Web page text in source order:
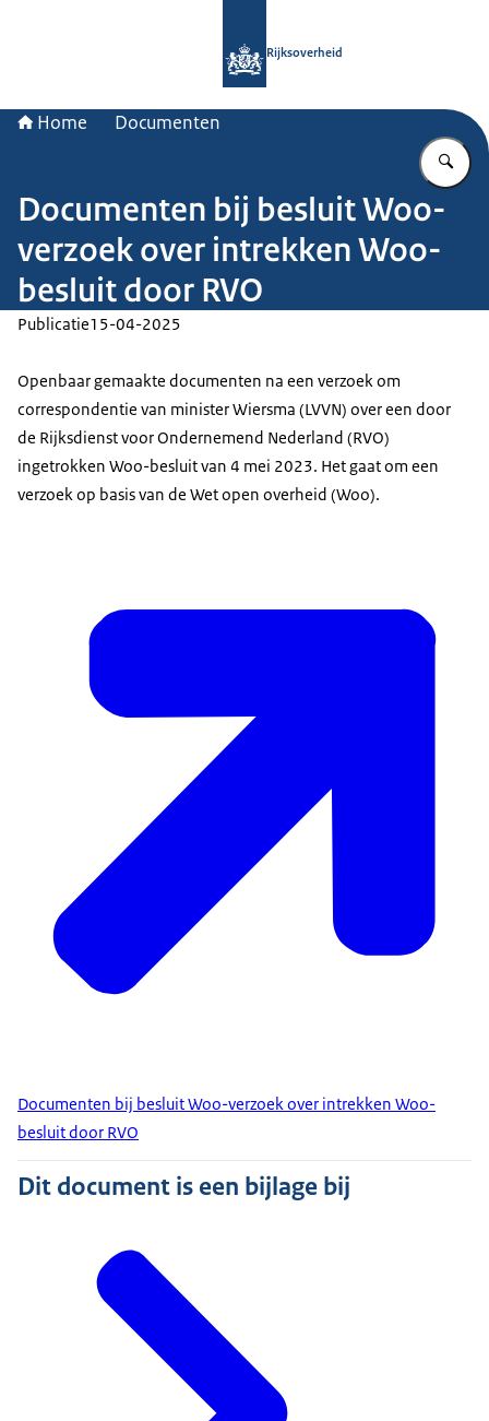
Rijksoverheid
Home Documenten
Documenten bij besluit Woo-
verzoek over intrekken Woo-
besluit door RVO
Publicatie15-04-2025
Openbaar gemaakte documenten na een verzoek om
correspondentie van minister Wiersma (LVVN) over een door
de Rijksdienst voor Ondernemend Nederland (RVO)
ingetrokken Woo-besluit van 4 mei 2023. Het gaat om een
verzoek op basis van de Wet open overheid (Woo).
Documenten bij besluit Woo-verzoek over intrekken Woo-
besluit door RVO
Dit document is een bijlage bij